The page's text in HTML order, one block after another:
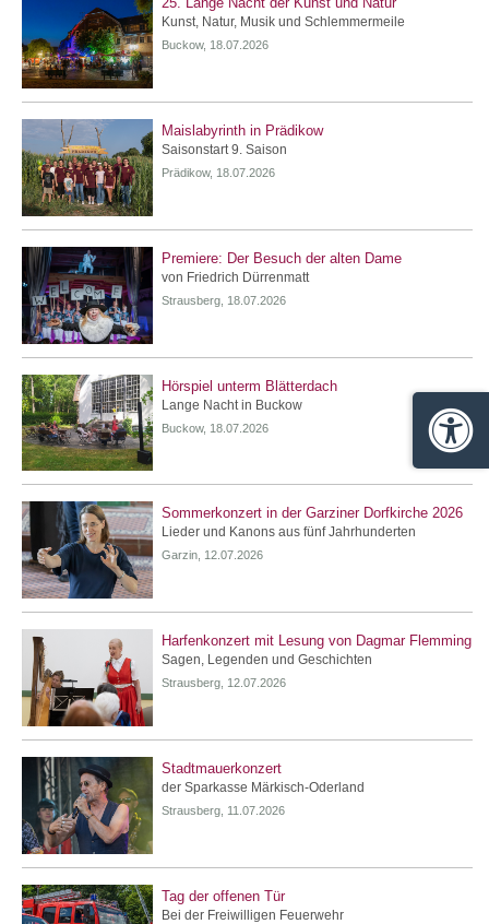
Kunst, Natur, Musik und Schlemmermeile
Buckow, 18.07.2026
Maislabyrinth in Prädikow
Saisonstart 9. Saison
Prädikow, 18.07.2026
Premiere: Der Besuch der alten Dame
von Friedrich Dürrenmatt
Strausberg, 18.07.2026
Hörspiel unterm Blätterdach
Lange Nacht in Buckow
Buckow, 18.07.2026
Sommerkonzert in der Garziner Dorfkirche 2026
Lieder und Kanons aus fünf Jahrhunderten
Garzin, 12.07.2026
Harfenkonzert mit Lesung von Dagmar Flemming
Sagen, Legenden und Geschichten
Strausberg, 12.07.2026
Stadtmauerkonzert
der Sparkasse Märkisch-Oderland
Strausberg, 11.07.2026
Tag der offenen Tür
Bei der Freiwilligen Feuerwehr